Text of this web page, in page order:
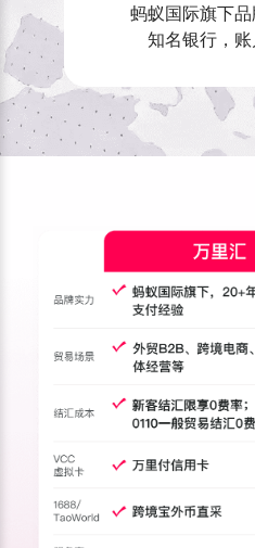
蚂蚁国际旗下
知名银行，